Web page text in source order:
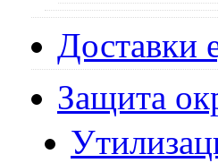
Доставки
Защита